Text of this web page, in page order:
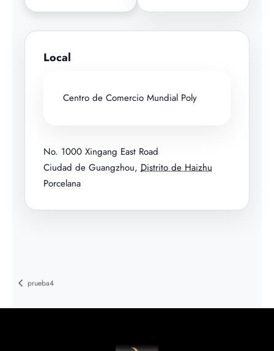
Local
Centro de Comercio Mundial Poly
No. 1000 Xingang East Road
Ciudad de Guangzhou, Distrito de Haizhu
Porcelana
prueba4